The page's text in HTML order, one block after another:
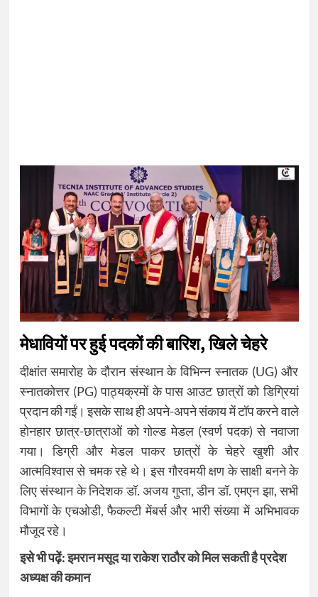
मेधावियों पर हुई पदकों की बारिश, खिले चेहरे
दीक्षांत समारोह के दौरान संस्थान के विभिन्न स्नातक (UG) और
स्नातकोत्तर (PG) पाठ्यक्रमों के पास आउट छात्रों को डिग्रियां
प्रदान की गईं। इसके साथ ही अपने-अपने संकाय में टॉप करने वाले
होनहार छात्र-छात्राओं को गोल्ड मेडल (स्वर्ण पदक) से नवाजा
गया। डिग्री और मेडल पाकर छात्रों के चेहरे खुशी और
आत्मविश्वास से चमक रहे थे। इस गौरवमयी क्षण के साक्षी बनने के
लिए संस्थान के निदेशक डॉ. अजय गुप्ता, डीन डॉ. एमएन झा, सभी
विभागों के एचओडी, फैकल्टी मेंबर्स और भारी संख्या में अभिभावक
मौजूद रहे।
इसे भी पढ़ें:इमरान मसूद या राकेश राठौर को मिल सकती है प्रदेश
अध्यक्ष की कमान